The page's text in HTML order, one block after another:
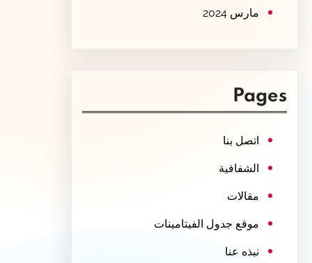
مارس 2024
Pages
اتصل بنا
الشفافية
مقالات
موقع جدول الفيتامينات
نبذه عنا